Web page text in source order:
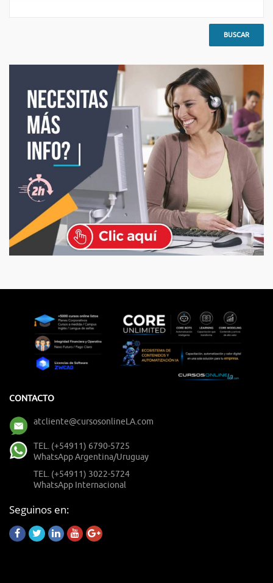
CONTACTO
atcliente@cursosonlineLA.com
TEL. (+54911) 6790-5725
WhatsApp Argentina/Uruguay
TEL. (+54911) 3022-5724
WhatsApp Internacional
Seguinos en: